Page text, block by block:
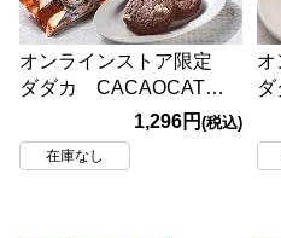
オンラインストア限定
ダダカ CACAOCAT
Bake mini ミックス6
個入
1,296円(税込)
在庫なし